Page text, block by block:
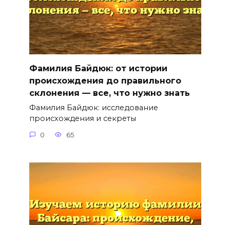
Фамилия Байдюк: от истории
происхождения до правильного
склонения — все, что нужно знать
Фамилия Байдюк: исследование
происхождения и секреты
0 65